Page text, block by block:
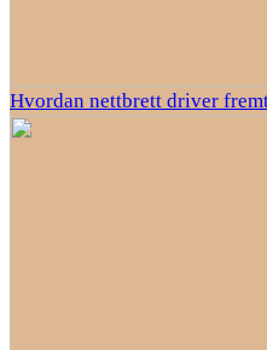
Hvordan nettbrett driver